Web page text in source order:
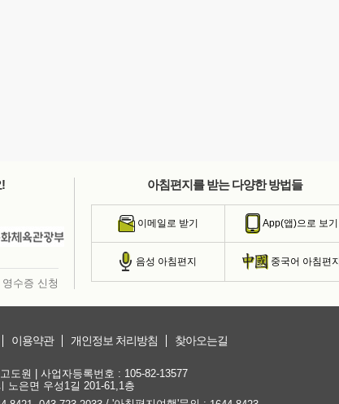
수증 신청
아침편지를 받는 다양한 방법들
이메일로 받기 App(앱)으로 보기
음성 아침편지 중국어 아침편지
이용약관 개인정보 처리방침 찾아오는길
도원 | 사업자등록번호 : 105-82-13577
노은면 우성1길 201-61,1층